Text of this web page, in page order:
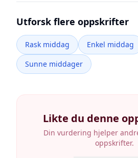
Utforsk flere oppskrifter
Rask middag
Enkel middag
Sunne middager
Likte du denne
Din vurdering hjelper
oppskrifter.